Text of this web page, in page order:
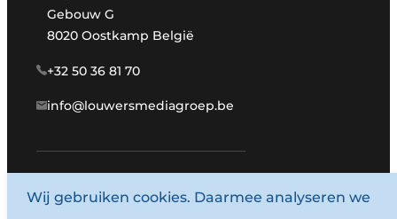
Gebouw G
8020 Oostkamp België
+32 50 36 81 70
info@louwersmediagroep.be
www.louwersmediagroep.com
Wij gebruiken cookies. Daarmee analyseren we